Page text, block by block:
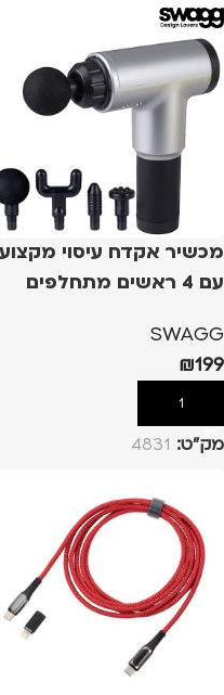
מכשיר אקדח עיסוי
עם 4 ראשים מתחלפים
SWAGG
₪199
הוספה לסל
מק”ט: 4831